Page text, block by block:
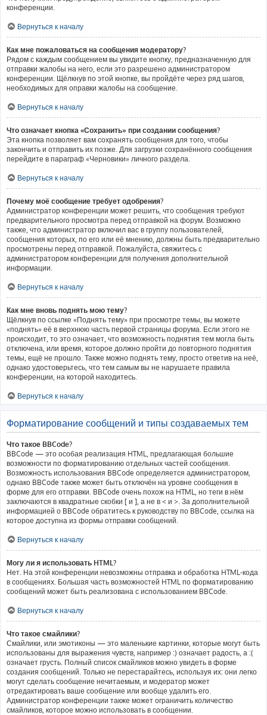
конференции.
Вернуться к началу
Как мне пожаловаться на сообщения модератору?
Рядом с каждым сообщением вы увидите кнопку, предназначенную для
отправки жалобы на него, если это разрешено администратором
конференции. Щёлкнув по этой кнопке, вы пройдёте через ряд шагов,
необходимых для оправки жалобы на сообщение.
Вернуться к началу
Что означает кнопка «Сохранить» при создании сообщения?
Эта кнопка позволяет вам сохранять сообщения для того, чтобы
закончить и отправить их позже. Для загрузки сохранённого сообщения
перейдите в параграф «Черновики» личного раздела.
Вернуться к началу
Почему моё сообщение требует одобрения?
Администратор конференции может решить, что сообщения требуют
предварительного просмотра перед отправкой на форум. Возможно
также, что администратор включил вас в группу пользователей,
сообщения которых, по его или её мнению, должны быть предварительно
просмотрены перед отправкой. Пожалуйста, свяжитесь с
администратором конференции для получения дополнительной
информации.
Вернуться к началу
Как мне вновь поднять мою тему?
Щёлкнув по ссылке «Поднять тему» при просмотре темы, вы можете
«поднять» её в верхнюю часть первой страницы форума. Если этого не
происходит, то это означает, что возможность поднятия тем могла быть
отключена, или время, которое должно пройти до повторного поднятия
темы, ещё не прошло. Также можно поднять тему, просто ответив на неё,
однако удостоверьтесь, что тем самым вы не нарушаете правила
конференции, на которой находитесь.
Вернуться к началу
Форматирование сообщений и типы создаваемых тем
Что такое BBCode?
BBCode — это особая реализация HTML, предлагающая большие
возможности по форматированию отдельных частей сообщения.
Возможность использования BBCode определяется администратором,
однако BBCode также может быть отключён на уровне сообщения в
форме для его отправки. BBCode очень похож на HTML, но теги в нём
заключаются в квадратные скобки [ и ], а не в < и >. За дополнительной
информацией о BBCode обратитесь к руководству по BBCode, ссылка на
которое доступна из формы отправки сообщений.
Вернуться к началу
Могу ли я использовать HTML?
Нет. На этой конференции невозможны отправка и обработка HTML-кода
в сообщениях. Большая часть возможностей HTML по форматированию
сообщений может быть реализована с использованием BBCode.
Вернуться к началу
Что такое смайлики?
Смайлики, или эмотиконы — это маленькие картинки, которые могут быть
использованы для выражения чувств, например :) означает радость, а :(
означает грусть. Полный список смайликов можно увидеть в форме
создания сообщений. Только не перестарайтесь, используя их: они легко
могут сделать сообщение нечитаемым, и модератор может
отредактировать ваше сообщение или вообще удалить его.
Администратор конференции также может ограничить количество
смайликов, которое можно использовать в сообщении.